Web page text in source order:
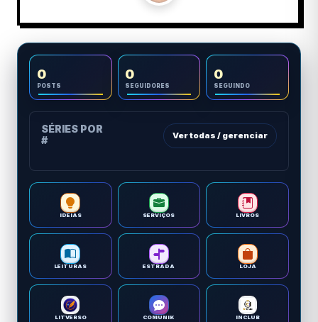
0
POSTS
0
SEGUIDORES
0
SEGUINDO
SÉRIES POR
#
Ver todas / gerenciar
IDEIAS SERVIÇOS LIVROS
LEITURAS ESTRADA LOJA
LITVERSO COMUNIK INCLUB